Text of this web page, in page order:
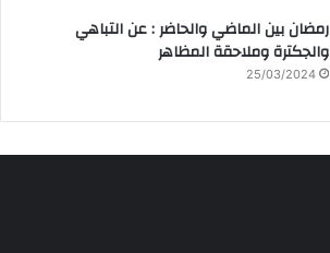
رمضان بين الماضي والحاضر : عن التباهي
والجكترة وملاحقة المظاهر
25/03/2024